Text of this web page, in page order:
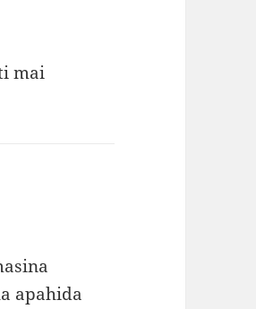
mai
apahida